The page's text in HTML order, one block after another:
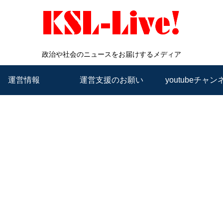
政治や社会のニュースをお届けするメディア
運営情報 運営支援のお願い youtubeチャン